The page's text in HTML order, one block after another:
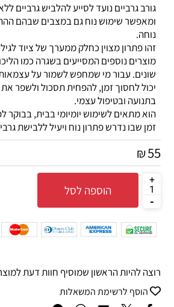
גורב גרביים נועד לסייע להלביש גרביים
ומאפשר שימוש נוח גם במצבים שבהם
נוחה.
זהו פתרון מצוין כחלק ממערך של ציוד
מוצרים נוספים המסייעים בשגרה כמו
שונים. עבור מי שמחפש לשמור על עצמאות
יכול לחסוך זמן, להפחית תסכול ולשפר
בתנועה ובטיפול עצמי.
הוא מתאים לשימוש יומיומי בבית, בבוקר
זמן שבו נדרש פתרון נוח ויעיל ללבישת
₪55
הוספה לסל
רוצה להיות הראשון שמוסיף חוות דעת
הוסף לרשימת המשאלות